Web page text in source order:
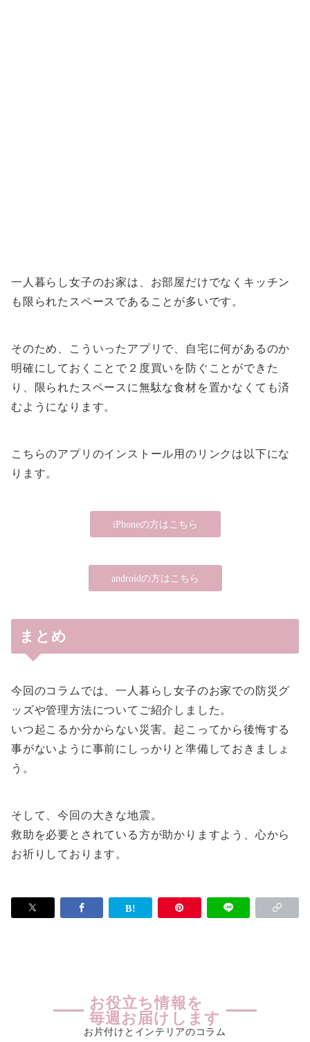
一人暮らし女子のお家は、お部屋だけでなくキッチン
も限られたスペースであることが多いです。
そのため、こういったアプリで、自宅に何があるのか
明確にしておくことで２度買いを防ぐことができた
り、限られたスペースに無駄な食材を置かなくても済
むようになります。
こちらのアプリのインストール用のリンクは以下にな
ります。
iPhoneの方はこちら
androidの方はこちら
まとめ
今回のコラムでは、一人暮らし女子のお家での防災グ
ッズや管理方法についてご紹介しました。
いつ起こるか分からない災害。起こってから後悔する
事がないように事前にしっかりと準備しておきましょ
う。
そして、今回の大きな地震。
救助を必要とされている方が助かりますよう、心から
お祈りしております。
お役立ち情報を
毎週お届けします
お片付けとインテリアのコラム